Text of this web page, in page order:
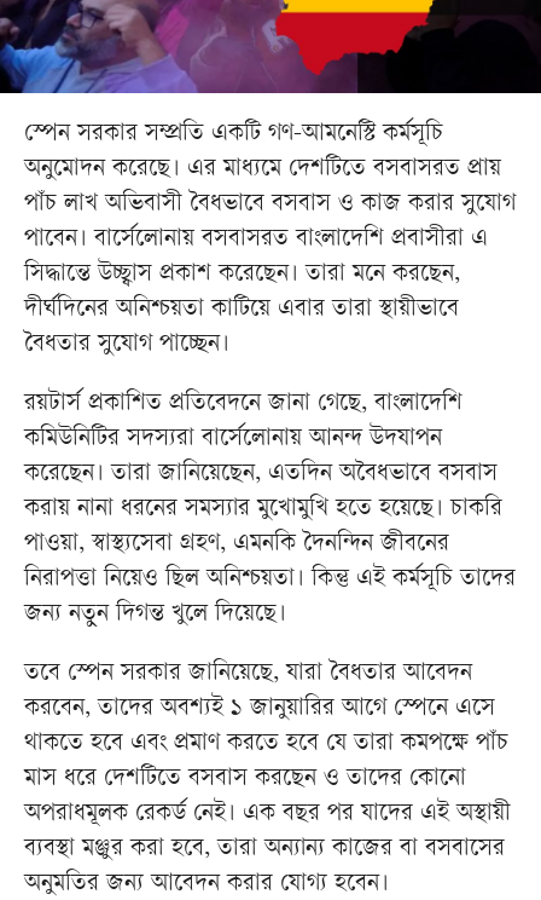
স্পেন সরকার সম্প্রতি একটি গণ-আমনেস্টি কর্মসূচি
অনুমোদন করেছে। এর মাধ্যমে দেশটিতে বসবাসরত প্রায়
পাঁচ লাখ অভিবাসী বৈধভাবে বসবাস ও কাজ করার সুযোগ
পাবেন। বার্সেলোনায় বসবাসরত বাংলাদেশি প্রবাসীরা এ
সিদ্ধান্তে উচ্ছ্বাস প্রকাশ করেছেন। তারা মনে করছেন,
দীর্ঘদিনের অনিশ্চয়তা কাটিয়ে এবার তারা স্থায়ীভাবে
বৈধতার সুযোগ পাচ্ছেন।
রয়টার্স প্রকাশিত প্রতিবেদনে জানা গেছে, বাংলাদেশি
কমিউনিটির সদস্যরা বার্সেলোনায় আনন্দ উদযাপন
করেছেন। তারা জানিয়েছেন, এতদিন অবৈধভাবে বসবাস
করায় নানা ধরনের সমস্যার মুখোমুখি হতে হয়েছে। চাকরি
পাওয়া, স্বাস্থ্যসেবা গ্রহণ, এমনকি দৈনন্দিন জীবনের
নিরাপত্তা নিয়েও ছিল অনিশ্চয়তা। কিন্তু এই কর্মসূচি তাদের
জন্য নতুন দিগন্ত খুলে দিয়েছে।
তবে স্পেন সরকার জানিয়েছে, যারা বৈধতার আবেদন
করবেন, তাদের অবশ্যই ১ জানুয়ারির আগে স্পেনে এসে
থাকতে হবে এবং প্রমাণ করতে হবে যে তারা কমপক্ষে পাঁচ
মাস ধরে দেশটিতে বসবাস করছেন ও তাদের কোনো
অপরাধমূলক রেকর্ড নেই। এক বছর পর যাদের এই অস্থায়ী
ব্যবস্থা মঞ্জুর করা হবে, তারা অন্যান্য কাজের বা বসবাসের
অনুমতির জন্য আবেদন করার যোগ্য হবেন।